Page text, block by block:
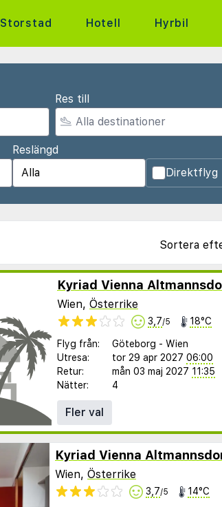
Storstad Hotell Hyrbil
Res till
Reslängd
Direktflyg
Sortera
Kyriad Vienna
Wien, Österrike
3,7/5 18°C
Flyg från: Göteborg - Wien
Utresa:
tor 29 apr 2027 06:00
Retur:
mån 03 maj 2027 11:35
Nätter:
4
Fler val
Kyriad Vienna
Wien, Österrike
3,7/5 14°C